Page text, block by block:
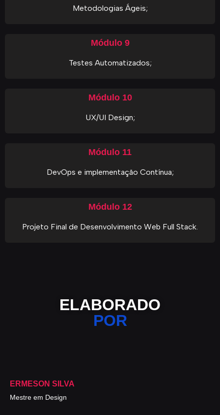
Metodologias Ágeis;
Módulo 9
Testes Automatizados;
Módulo 10
UX/UI Design;
Módulo 11
DevOps e implementação Contínua;
Módulo 12
Projeto Final de Desenvolvimento Web Full Stack.
ELABORADO
POR
ERMESON SILVA
Mestre em Design